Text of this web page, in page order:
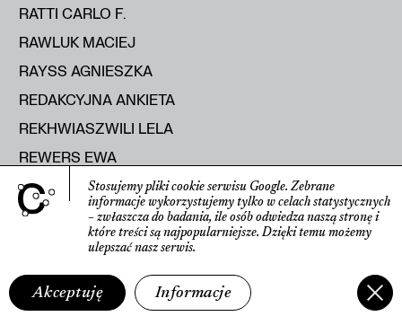
RATTI CARLO F.
RAWLUK MACIEJ
RAYSS AGNIESZKA
REDAKCYJNA ANKIETA
REKHWIASZWILI LELA
REWERS EWA
RITOÓK PÁL
RITTER KATHARINA
RODAK MACIEJ
ROLEČEK ALEŠ
ROMANIUK MICHAŁ
Stosujemy pliki cookie serwisu Google. Zebrane
informacje wyko­rzystujemy tylko w celach statys­tycznych
– zwłaszcza do badania, ile osób odwiedza naszą stronę i
które treści są najpopularniejsze.Dzięki temu możemy
ulepszać nasz serwis.
Akceptuję Informacje